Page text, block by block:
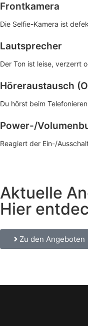
Frontkamera
Die Selfie-Kamera ist
Lautsprecher
Der Ton ist leise, verzerrt
Höreraustausch
Du hörst beim
Power-/
Reagiert der Ein-/
Aktuelle
Hier
Zu den Angeboten